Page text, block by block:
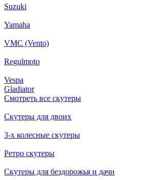
Suzuki
Yamaha
VMC (Vento)
Regulmoto
Vespa
Gladiator
Смотреть все скутеры
Скутеры для двоих
3-х колесные скутеры
Ретро скутеры
Скутеры для бездорожья и дачи